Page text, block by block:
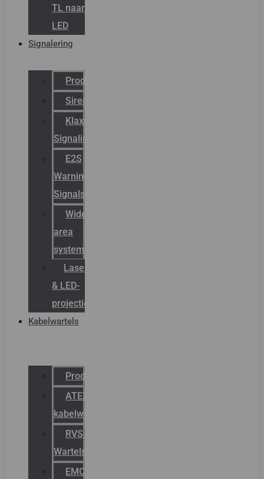
TL naar
LED
Signalering
Productcatalogus
Sirena
Klaxon
Signaling
E2S
Warning
Signals
Wide
area
systemen
Laserbelijning
& LED-
projectie
Kabelwartels
Productcatalogus
ATEX
kabelwartels
RVS
Wartels
EMC